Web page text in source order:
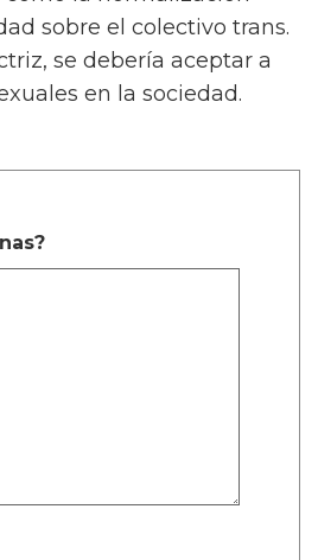
sobre el colectivo trans.
se debería aceptar a
en la sociedad.